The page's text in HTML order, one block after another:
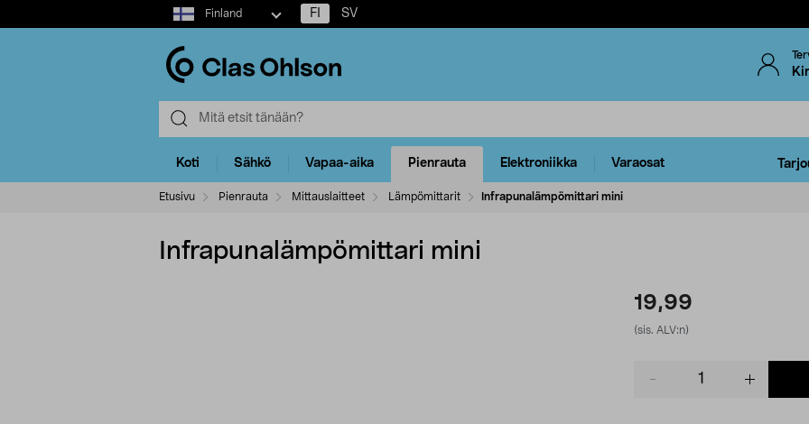
Select
market
Finland FI SV
Koti Sähkö Vapaa-aika Pienrauta Elektroniikka Varaosat
Etusivu Pienrauta Mittauslaitteet Lämpömittarit Infrapunalämpömittari mini
Infrapunalämpömittari mini
19,99
(sis. ALV:n)